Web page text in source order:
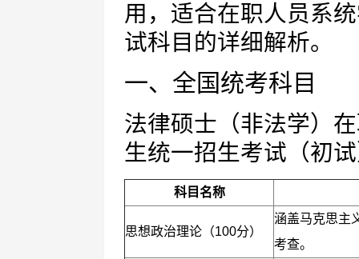
用，适合在职人员系
试科目的详细解析。
一、全国统考科目
法律硕士（非法学）
生统一招生考试（初
科目名称
思想政治理论（100分）
涵盖马克思主
考查。